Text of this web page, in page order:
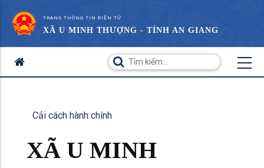
TRANG THÔNG TIN ĐIỆN TỬ
XÃ U MINH THƯỢNG - TỈNH AN GIANG
Cải cách hành chính
XÃ U MINH